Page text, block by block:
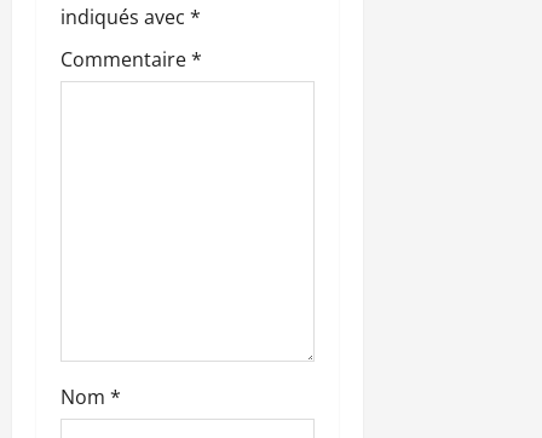
’
a
e
indiqués avec *
Commentaire*
Nom *